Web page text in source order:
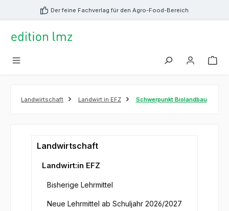
springen Der feine Fachverlag für den Agro-Food-Bereich
Landwirtschaft Landwirt:in EFZ Schwerpunkt Biolandbau
Landwirtschaft
Landwirt:in EFZ
Bisherige Lehrmittel
Neue Lehrmittel ab Schuljahr 2026/2027